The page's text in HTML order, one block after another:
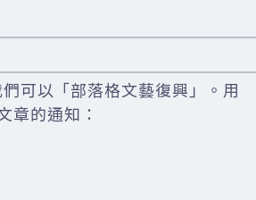
可以「部落格文藝復興」。用
章的通知：